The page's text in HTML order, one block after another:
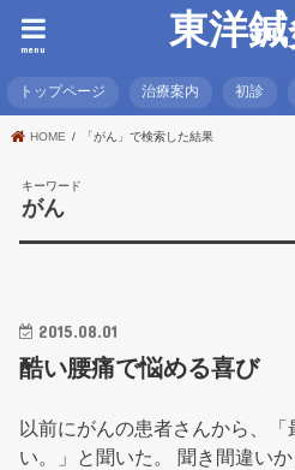
東洋
menu
トップページ 治療案内 初診
HOME 「がん」で検索した結果
キーワード
がん
2015.08.01
酷い腰痛で悩める喜び
以前にがんの患者さんから、「
い。」と聞いた。 聞き間違い